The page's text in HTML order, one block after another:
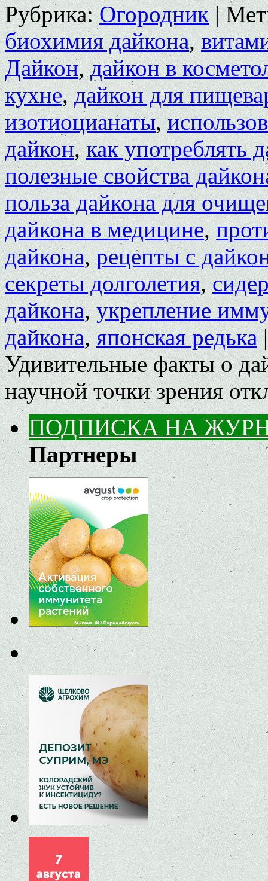
Рубрика: Огородник |
биохимия дайкона,
Дайкон,дайкон в
кухне,дайкон для
изотиоцианаты,
дайкон,как употреблять
полезные свойства
польза дайкона для
дайкона в медицине,
дайкона,рецепты с
секреты долголетия,
дайкона,укрепление
дайкона,японская редька |
Удивительные факты о
научной точки зрения
ПОДПИСКА НА
Партнеры